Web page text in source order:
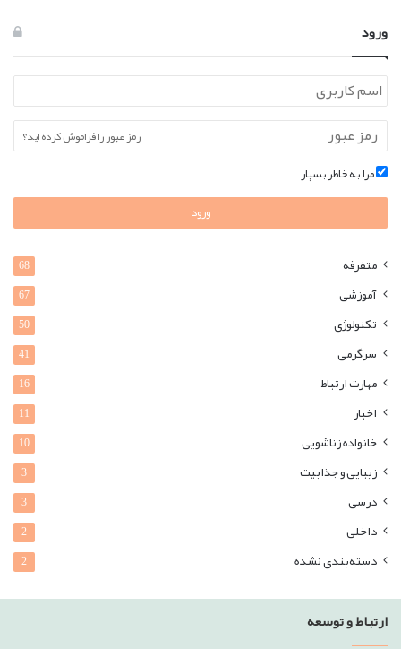
ورود
رمز عبور را فراموش کرده اید؟
مرا به خاطر بسپار
ورود
متفرقه 68
آموزشی 67
تکنولوژی 50
سرگرمی 41
مهارت ارتباط 16
اخبار 11
خانواده زناشویی 10
زیبایی و جذابیت 3
درسی 3
داخلی 2
دسته‌بندی نشده 2
ارتباط و توسعه